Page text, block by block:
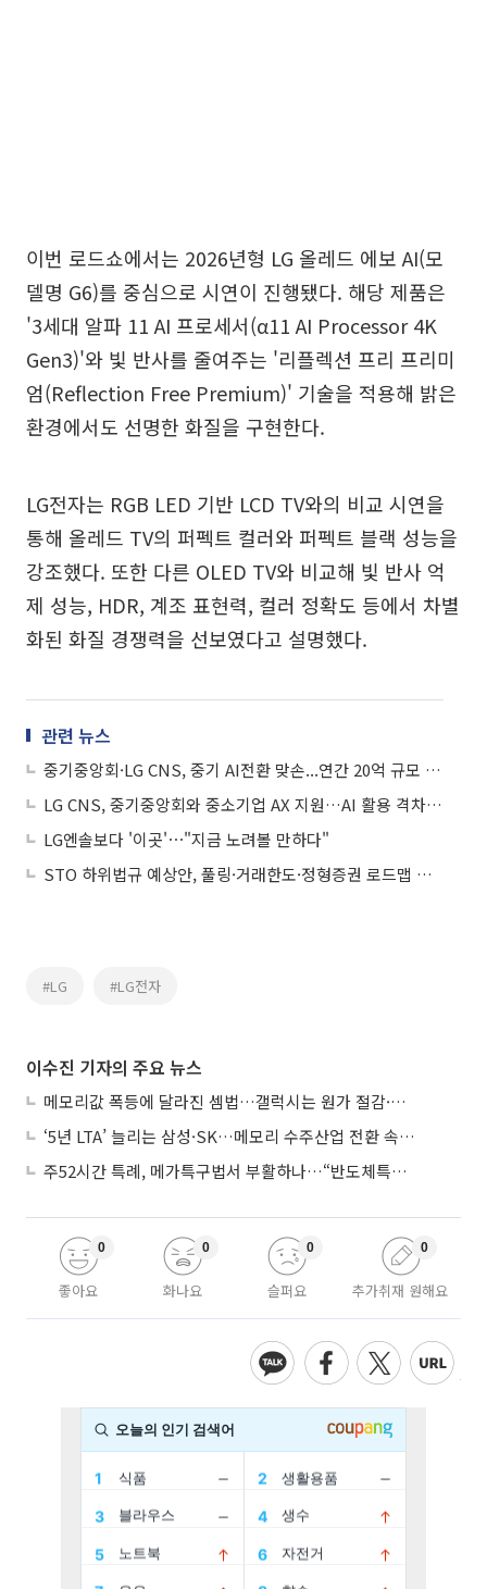
이번 로드쇼에서는 2026년형 LG 올레드 에보 AI(모
델명 G6)를 중심으로 시연이 진행됐다. 해당 제품은
'3세대 알파 11 AI 프로세서(α11 AI Processor 4K
Gen3)'와 빛 반사를 줄여주는 '리플렉션 프리 프리미
엄(Reflection Free Premium)' 기술을 적용해 밝은
환경에서도 선명한 화질을 구현한다.
LG전자는 RGB LED 기반 LCD TV와의 비교 시연을
통해 올레드 TV의 퍼펙트 컬러와 퍼펙트 블랙 성능을
강조했다. 또한 다른 OLED TV와 비교해 빛 반사 억
제 성능, HDR, 계조 표현력, 컬러 정확도 등에서 차별
화된 화질 경쟁력을 선보였다고 설명했다.
관련 뉴스
중기중앙회·LG CNS, 중기 AI전환 맞손...연간 20억 규모 지원
LG CNS, 중기중앙회와 중소기업 AX 지원…AI 활용 격차 줄인다
LG엔솔보다 '이곳'⋯"지금 노려볼 만하다"
STO 하위법규 예상안, 풀링·거래한도·정형증권 로드맵 제시
#LG #LG전자
이수진 기자의 주요 뉴스
메모리값 폭등에 달라진 셈법…갤럭시는 원가 절감·아이폰은 서비스 확대
‘5년 LTA’ 늘리는 삼성·SK…메모리 수주산업 전환 속 다른 셈법
주52시간 특례, 메가특구법서 부활하나…“반도체특별법 담겨야”
좋아요
0
화나요
0
슬퍼요
0
추가취재 원해요
0